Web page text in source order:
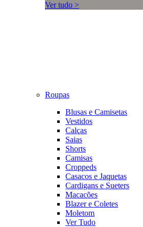
Ver tudo >
Roupas
Blusas e Camisetas
Vestidos
Calças
Saias
Shorts
Camisas
Croppeds
Casacos e Jaquetas
Cardigans e Sueters
Macacões
Blazer e Coletes
Moletom
Ver Tudo